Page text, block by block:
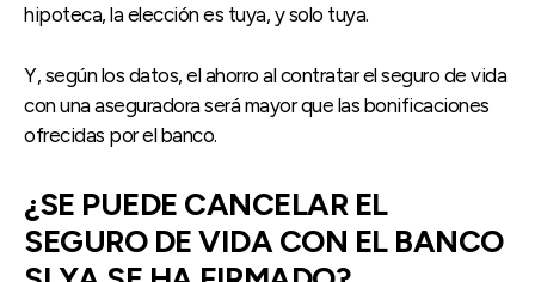
hipoteca, la elección es tuya, y solo tuya.
Y, según los datos, el ahorro al contratar el seguro de vida
con una aseguradora será mayor que las bonificaciones
ofrecidas por el banco.
¿SE PUEDE CANCELAR EL
SEGURO DE VIDA CON EL BANCO